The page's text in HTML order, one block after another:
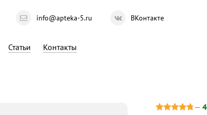
info@apteka-5.ru ВКонтакте
Статьи Контакты
—